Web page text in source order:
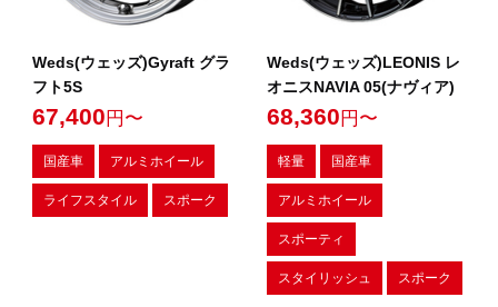
Weds(ウェッズ)Gyraft グラ
フト5S
67,400 円〜
国産車 アルミホイール
ライフスタイル スポーク
Weds(ウェッズ)LEONIS レ
オニスNAVIA 05(ナヴィア)
68,360 円〜
軽量 国産車
アルミホイール
スポーティ
スタイリッシュ スポーク